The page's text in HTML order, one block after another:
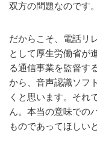
双方の問題なのです。
だからこそ、電話リ
として厚生労働省が
る通信事業を監督す
から、音声認識ソフ
くと思います。それ
ん。本当の意味での
ものであってほしい